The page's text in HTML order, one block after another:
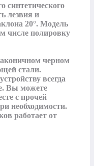
синтетического
лезвия и
20°. Модель
числе полировку
черном
стали.
всегда
Вы можете
с прочей
необходимости.
работает от